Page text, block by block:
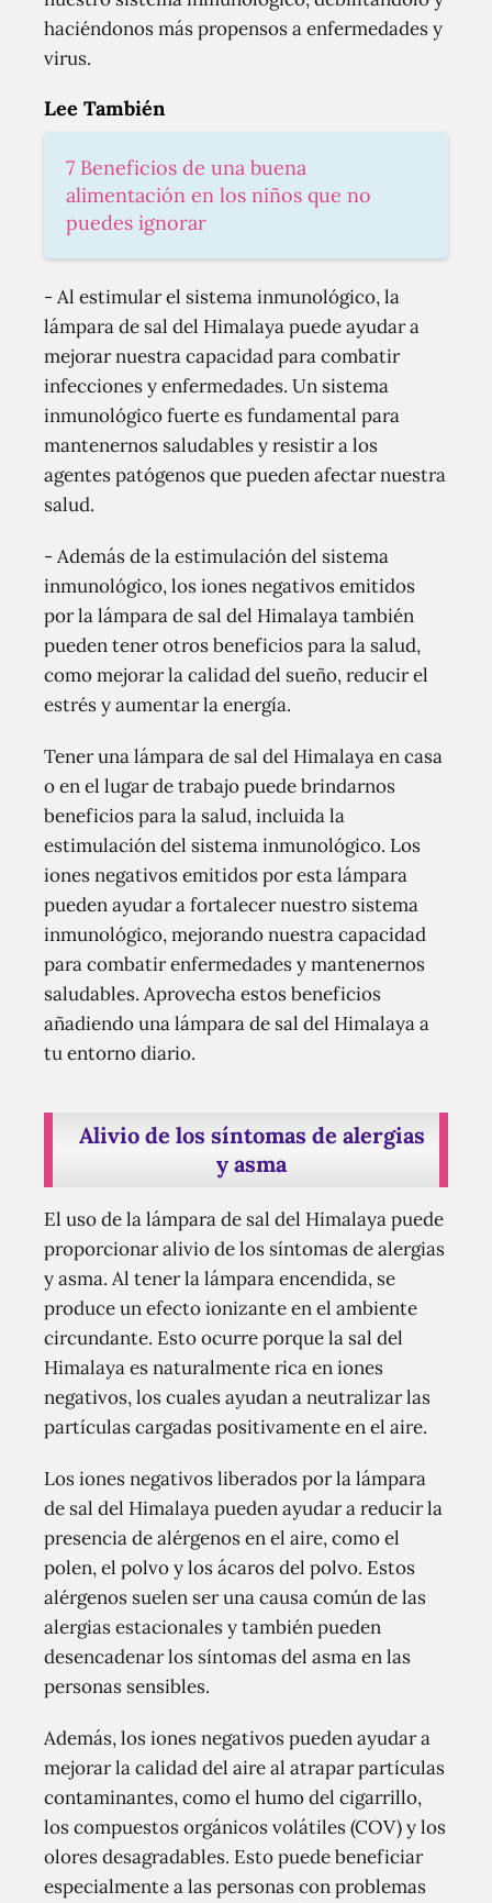
haciéndonos más propensos a enfermedades y
virus.
Lee También
7 Beneficios de una buena
alimentación en los niños que no
puedes ignorar
- Al estimular el sistema inmunológico, la
lámpara de sal del Himalaya puede ayudar a
mejorar nuestra capacidad para combatir
infecciones y enfermedades. Un sistema
inmunológico fuerte es fundamental para
mantenernos saludables y resistir a los
agentes patógenos que pueden afectar nuestra
salud.
- Además de la estimulación del sistema
inmunológico, los iones negativos emitidos
por la lámpara de sal del Himalaya también
pueden tener otros beneficios para la salud,
como mejorar la calidad del sueño, reducir el
estrés y aumentar la energía.
Tener una lámpara de sal del Himalaya en casa
o en el lugar de trabajo puede brindarnos
beneficios para la salud, incluida la
estimulación del sistema inmunológico. Los
iones negativos emitidos por esta lámpara
pueden ayudar a fortalecer nuestro sistema
inmunológico, mejorando nuestra capacidad
para combatir enfermedades y mantenernos
saludables. Aprovecha estos beneficios
añadiendo una lámpara de sal del Himalaya a
tu entorno diario.
Alivio de los síntomas de alergias
y asma
El uso de la lámpara de sal del Himalaya puede
proporcionar alivio de los síntomas de alergias
y asma. Al tener la lámpara encendida, se
produce un efecto ionizante en el ambiente
circundante. Esto ocurre porque la sal del
Himalaya es naturalmente rica en iones
negativos, los cuales ayudan a neutralizar las
partículas cargadas positivamente en el aire.
Los iones negativos liberados por la lámpara
de sal del Himalaya pueden ayudar a reducir la
presencia de alérgenos en el aire, como el
polen, el polvo y los ácaros del polvo. Estos
alérgenos suelen ser una causa común de las
alergias estacionales y también pueden
desencadenar los síntomas del asma en las
personas sensibles.
Además, los iones negativos pueden ayudar a
mejorar la calidad del aire al atrapar partículas
contaminantes, como el humo del cigarrillo,
los compuestos orgánicos volátiles (COV) y los
olores desagradables. Esto puede beneficiar
especialmente a las personas con problemas